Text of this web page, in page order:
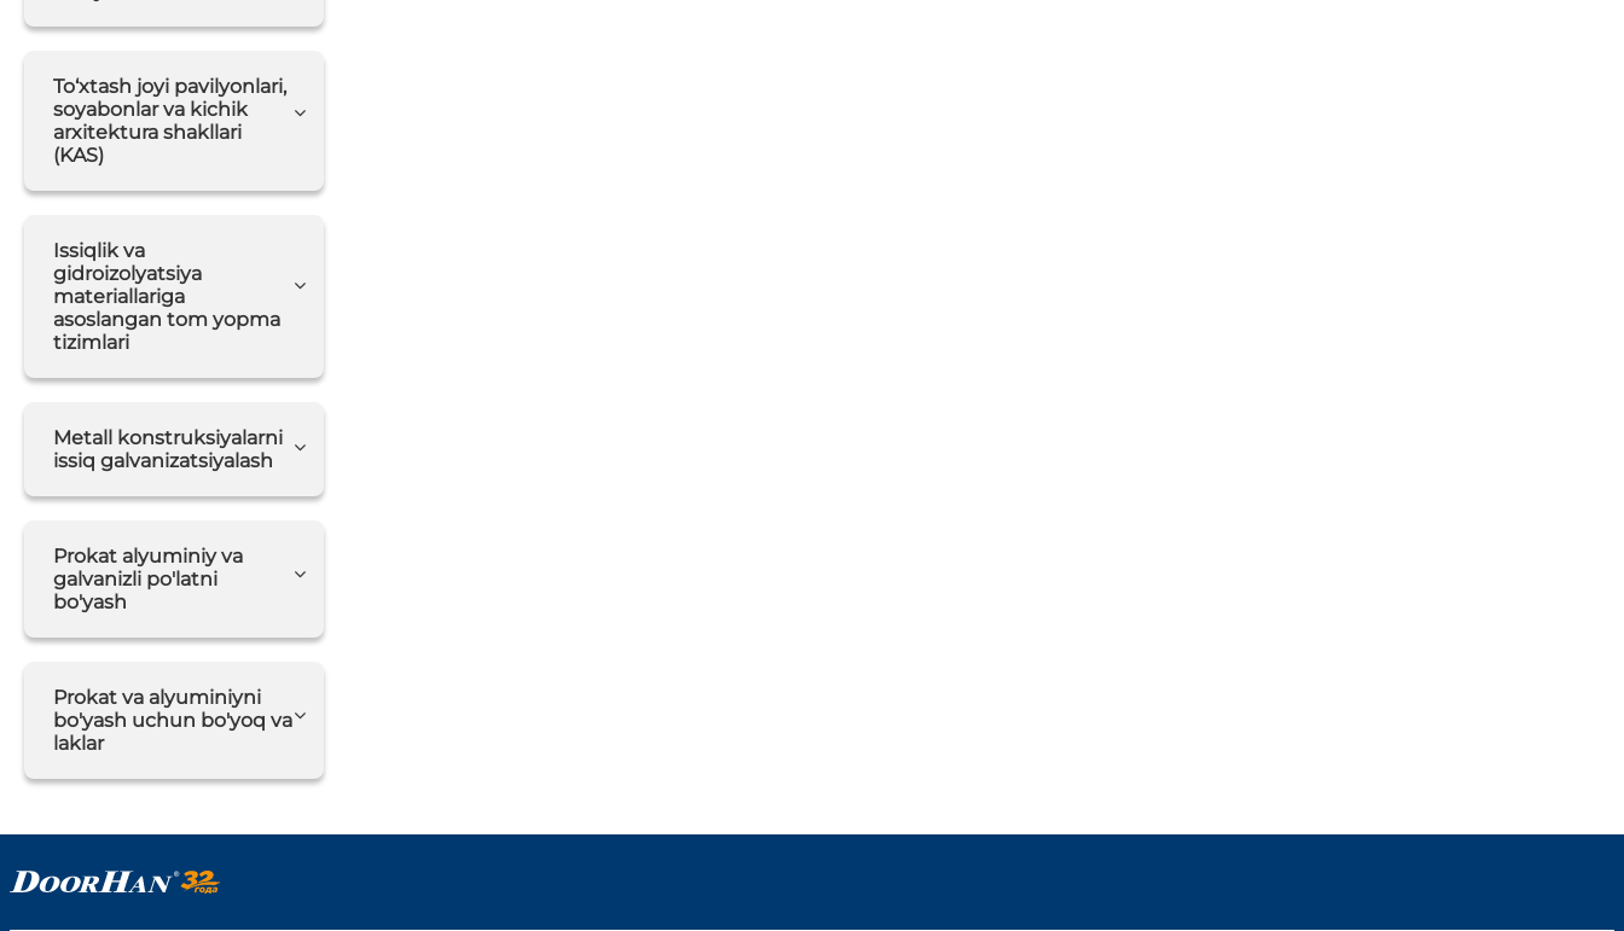
To‘xtash joyi pavilyonlari,
soyabonlar va kichik
arxitektura shakllari
(KAS)
Issiqlik va
gidroizolyatsiya
materiallariga
asoslangan tom yopma
tizimlari
Metall konstruksiyalarni
issiq galvanizatsiyalash
Prokat alyuminiy va
galvanizli po'latni
bo'yash
Prokat va alyuminiyni
bo'yash uchun bo'yoq va
laklar